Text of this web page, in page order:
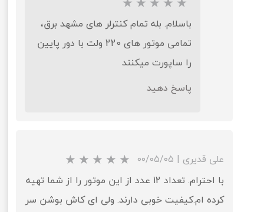
باسلام. بله تمام کنترلر های مشهد برق،
تمامی موتور های 220 ولت با دور پایین
را ساپورت میکنند
پاسخ دهید
علی قدیری | ۰۰/۰۵/۰۵
با احترام. تعداد 12 عدد از این موتور را از شما تهیه
کرده ام.کیفیت خوبی دارند. ولی ای کاش بوشن سر